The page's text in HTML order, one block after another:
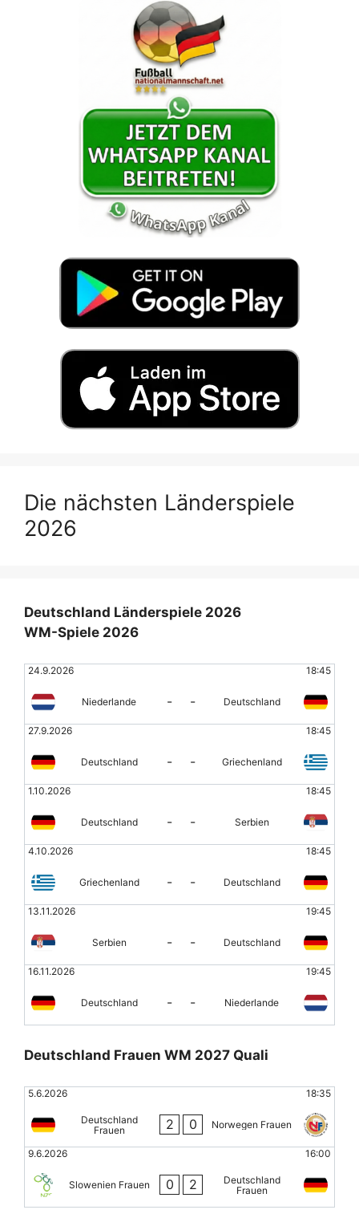
Die nächsten Länderspiele
2026
Deutschland Länderspiele 2026
WM-Spiele 2026
24.9.2026 18:45
Niederlande - - Deutschland
27.9.2026 18:45
Deutschland - - Griechenland
1.10.2026 18:45
Deutschland - - Serbien
4.10.2026 18:45
Griechenland - - Deutschland
13.11.2026 19:45
Serbien - - Deutschland
16.11.2026 19:45
Deutschland - - Niederlande
Deutschland Frauen WM 2027 Quali
5.6.2026 18:35
Deutschland
Frauen
2 0 Norwegen Frauen
9.6.2026 16:00
Slowenien Frauen 0 2
Deutschland
Frauen